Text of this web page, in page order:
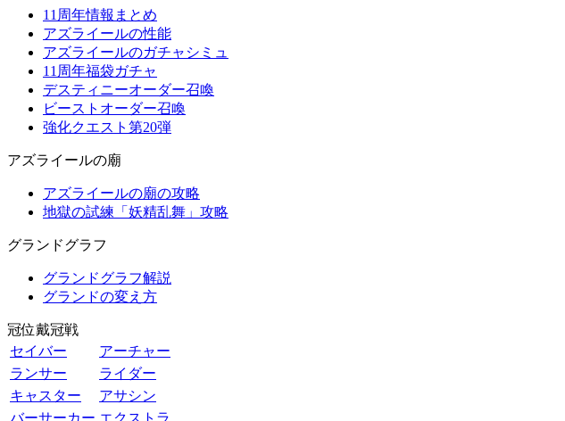
11周年情報まとめ
アズライールの性能
アズライールのガチャシミュ
11周年福袋ガチャ
デスティニーオーダー召喚
ビーストオーダー召喚
強化クエスト第20弾
アズライールの廟
アズライールの廟の攻略
地獄の試練「妖精乱舞」攻略
グランドグラフ
グランドグラフ解説
グランドの変え方
冠位戴冠戦
セイバー
アーチャー
ランサー
ライダー
キャスター
アサシン
バーサーカー エクストラ